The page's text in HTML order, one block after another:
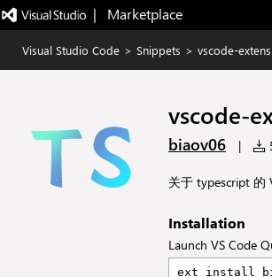
|   Marketplace
Visual Studio Code > Snippets > vscode-
vscode-
biaov06 |
关于 typescript 的
Installation
Launch VS Code